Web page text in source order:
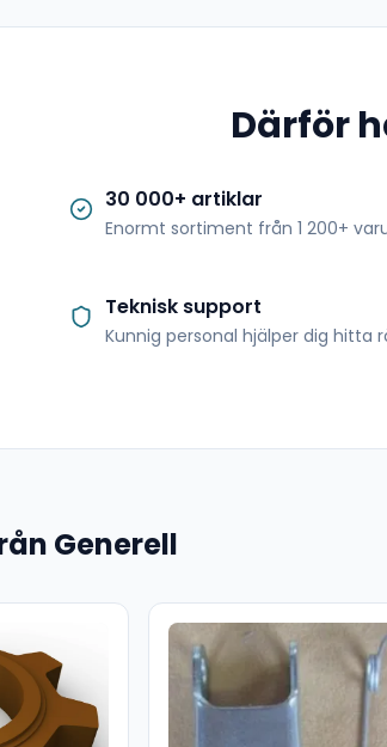
Därför
30 000+ artiklar
Enormt sortiment från 1 200+
Teknisk support
Kunnig personal hjälper dig hitta
Generell